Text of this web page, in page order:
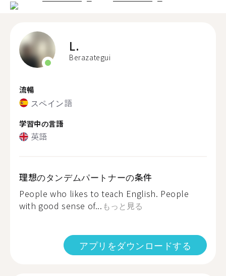
L.
Berazategui
流暢
スペイン語
学習中の言語
英語
理想のタンデムパートナーの条件
People who likes to teach English. People
with good sense of... もっと見る
アプリをダウンロードする